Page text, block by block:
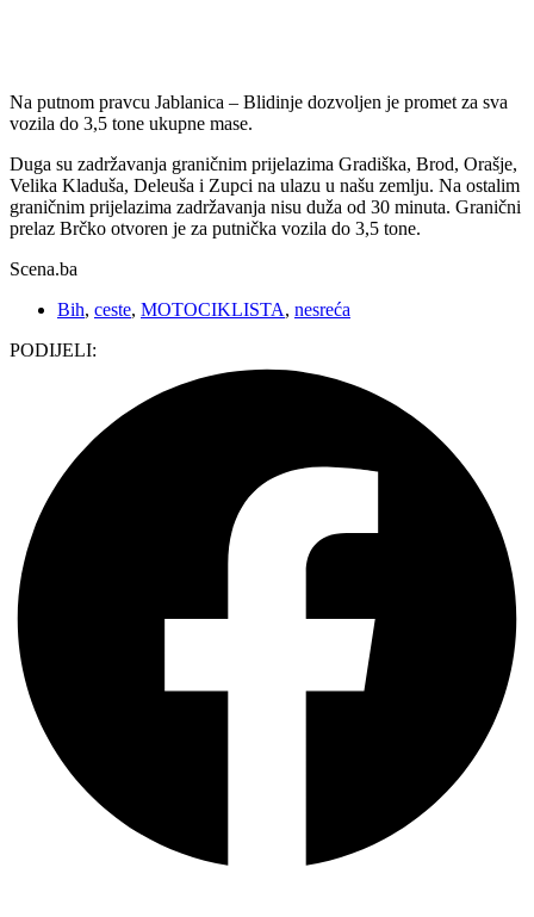
Na putnom pravcu Jablanica – Blidinje dozvoljen je promet za sva
vozila do 3,5 tone ukupne mase.
Duga su zadržavanja graničnim prijelazima Gradiška, Brod, Orašje,
Velika Kladuša, Deleuša i Zupci na ulazu u našu zemlju. Na ostalim
graničnim prijelazima zadržavanja nisu duža od 30 minuta. Granični
prelaz Brčko otvoren je za putnička vozila do 3,5 tone.
Scena.ba
Bih, ceste, MOTOCIKLISTA, nesreća
PODIJELI: